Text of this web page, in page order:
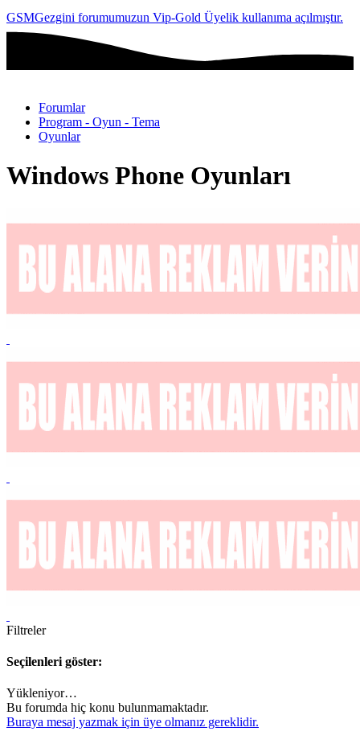
GSMGezgini forumumuzun Vip-Gold Üyelik kullanıma açılmıştır.
Forumlar
Program - Oyun - Tema
Oyunlar
Windows Phone Oyunları
Filtreler
Seçilenleri göster:
Yükleniyor…
Bu forumda hiç konu bulunmamaktadır.
Buraya mesaj yazmak için üye olmanız gereklidir.